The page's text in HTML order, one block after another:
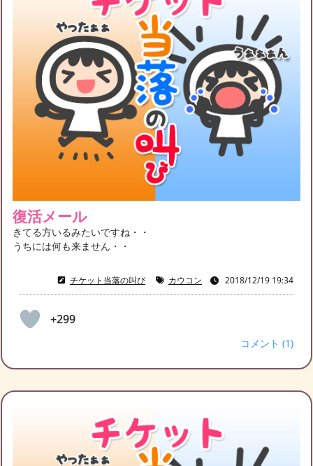
復活メール
きてる方いるみたいですね・・
うちには何も来ません・・
チケット当落の叫び カウコン 2018/12/19 19:34
+299
コメント (1)